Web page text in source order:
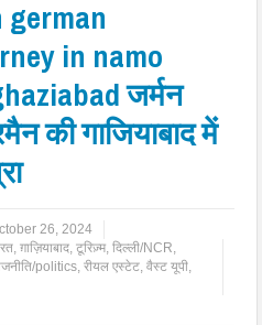
in namo
जर्मन
की गाजियाबाद में
26, 2024
,ग़ाज़ियाबाद,टूरिज़्म,दिल्ली/NCR,
politics,रीयल एस्टेट,वैस्ट यूपी,